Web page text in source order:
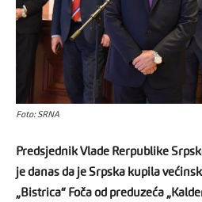
Foto: SRNA
Predsjednik Vlade Rerpublike
je danas da je Srpska kupila
„Bistrica“ Foča od preduzeća